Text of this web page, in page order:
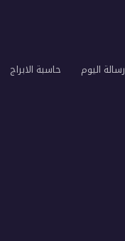
رسالة اليوم حاسبة الابراج